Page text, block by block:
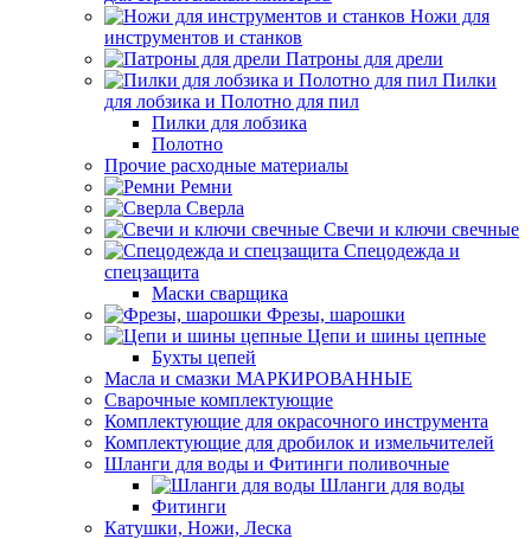
Ножи для
инструментов и станков
Патроны для дрели
Пилки
для лобзика и Полотно для пил
Пилки для лобзика
Полотно
Прочие расходные материалы
Ремни
Сверла
Свечи и ключи свечные
Спецодежда и
спецзащита
Маски сварщика
Фрезы, шарошки
Цепи и шины цепные
Бухты цепей
Масла и смазки МАРКИРОВАННЫЕ
Сварочные комплектующие
Комплектующие для окрасочного инструмента
Комплектующие для дробилок и измельчителей
Шланги для воды и Фитинги поливочные
Шланги для воды
Фитинги
Катушки, Ножи, Леска